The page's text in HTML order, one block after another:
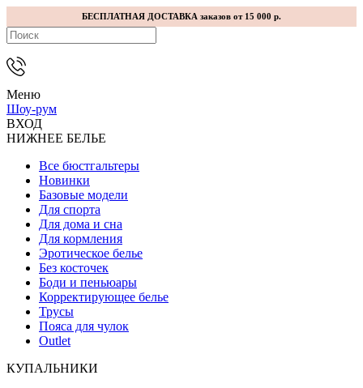
БЕСПЛАТНАЯ ДОСТАВКА заказов от 15 000 р.
Меню
Шоу-рум
ВХОД
НИЖНЕЕ БЕЛЬЕ
Все бюстгальтеры
Новинки
Базовые модели
Для спорта
Для дома и сна
Для кормления
Эротическое белье
Без косточек
Боди и пеньюары
Корректирующее белье
Трусы
Пояса для чулок
Outlet
КУПАЛЬНИКИ